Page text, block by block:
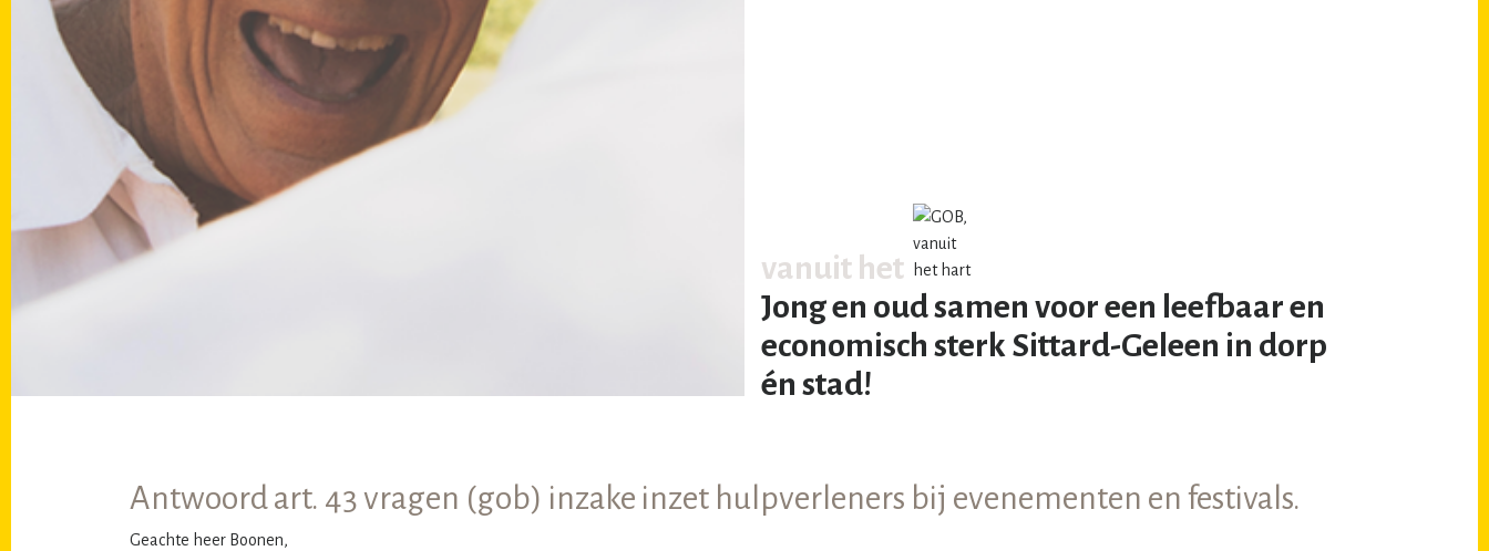
vanuit het
Jong en oud samen voor een leefbaar en
economisch sterk Sittard-Geleen in dorp
én stad!
Antwoord art. 43 vragen (gob) inzake inzet hulpverleners bij evenementen en festivals.
Geachte heer Boonen,